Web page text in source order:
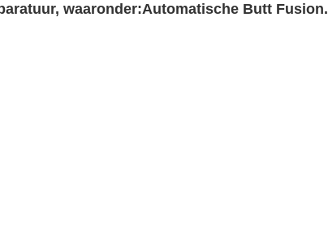
waaronder:Automatische Butt Fusion.